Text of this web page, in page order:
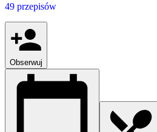
49 przepisów
Obserwuj